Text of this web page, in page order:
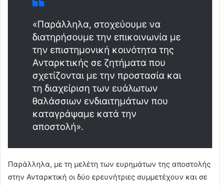
«Παράλληλα, στοχεύουμε να
διατηρήσουμε την επικοινωνία με
την επιστημονική κοινότητα της
Ανταρκτικής σε ζητήματα που
σχετίζονται με την προστασία και
τη διαχείριση των ευάλωτων
θαλάσσιων ενδιαιτημάτων που
καταγράψαμε κατά την
αποστολή».
Παράλληλα, με τη μελέτη των ευρημάτων της αποστολής
στην Ανταρκτική οι δύο ερευνήτριες συμμετέχουν και σε